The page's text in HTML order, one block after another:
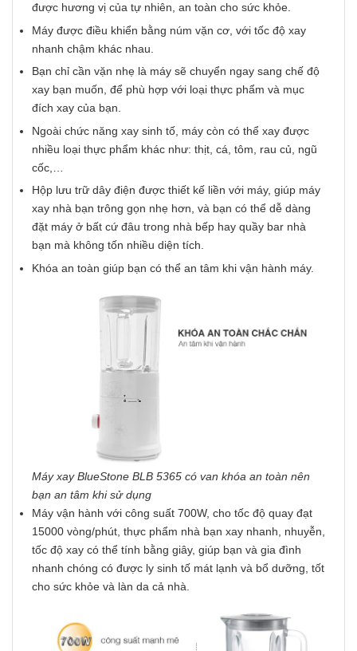
được hương vị của tự nhiên, an toàn cho sức khỏe.
Máy được điều khiển bằng núm vặn cơ, với tốc độ xay
nhanh chậm khác nhau.
Bạn chỉ cần vặn nhẹ là máy sẽ chuyển ngay sang chế độ
xay bạn muốn, để phù hợp với loại thực phẩm và mục
đích xay của bạn.
Ngoài chức năng xay sinh tố, máy còn có thể xay được
nhiều loại thực phẩm khác như: thịt, cá, tôm, rau củ, ngũ
cốc,…
Hộp lưu trữ dây điện được thiết kế liền với máy, giúp máy
xay nhà bạn trông gọn nhẹ hơn, và bạn có thể dễ dàng
đặt máy ở bất cứ đâu trong nhà bếp hay quầy bar nhà
bạn mà không tốn nhiều diện tích.
Khóa an toàn giúp bạn có thể an tâm khi vận hành máy.
Máy xay BlueStone BLB 5365 có van khóa an toàn nên
bạn an tâm khi sử dụng
Máy vận hành với công suất 700W, cho tốc độ quay đạt
15000 vòng/phút, thực phẩm nhà bạn xay nhanh, nhuyễn,
tốc độ xay có thể tính bằng giây, giúp bạn và gia đình
nhanh chóng có được ly sinh tố mát lạnh và bổ dưỡng, tốt
cho sức khỏe và làn da cả nhà.